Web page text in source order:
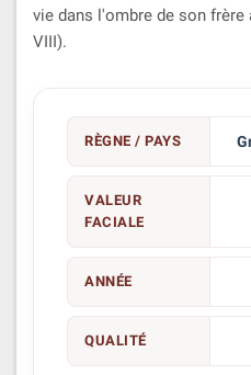
vie dans l'ombre de son frère
VIII).
RÈGNE / PAYS
VALEUR
FACIALE
ANNÉE
QUALITÉ